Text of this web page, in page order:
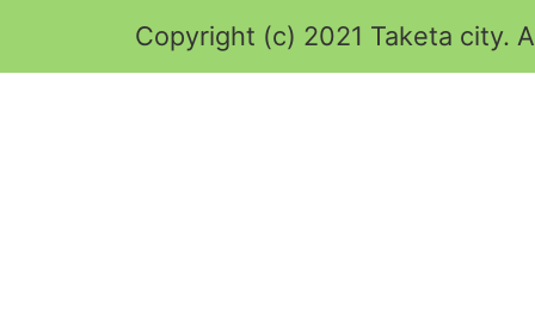
Copyright (c) 2021 Taketa city.